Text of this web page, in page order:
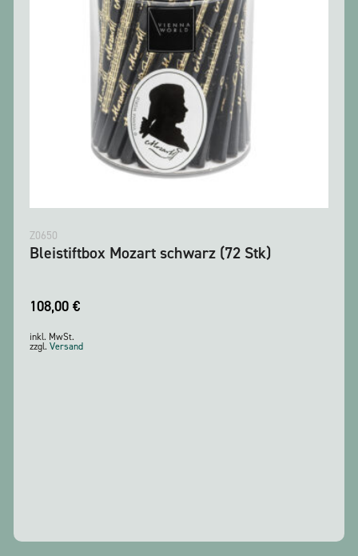
Z0650
Bleistiftbox Mozart schwarz (72 Stk)
108,00 €
inkl. MwSt.
zzgl. Versand